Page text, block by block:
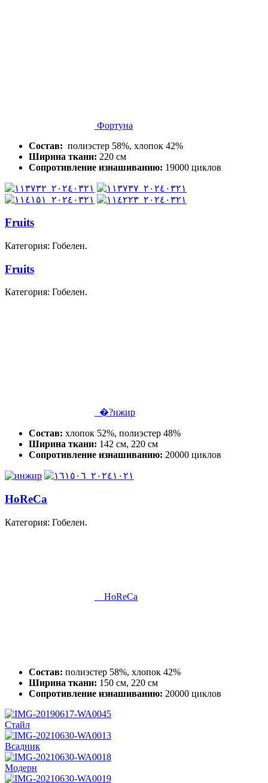
Фортуна
Состав: полиэстер 58%, хлопок 42%
Ширина ткани: 220 см
Сопротивление изнашиванию: 19000 циклов
Fruits
Категория: Гобелен.
Fruits
Категория: Гобелен.
�?нжир
Состав: хлопок 52%, полиэстер 48%
Ширина ткани: 142 см, 220 см
Сопротивление изнашиванию: 20000 циклов
HoReCa
Категория: Гобелен.
HoReCa
Состав: полиэстер 58%, хлопок 42%
Ширина ткани: 150 см, 220 см
Сопротивление изнашиванию: 20000 циклов
Стайл
Всадник
Модерн